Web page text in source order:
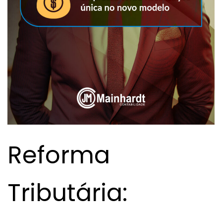
Reforma
Tributária: